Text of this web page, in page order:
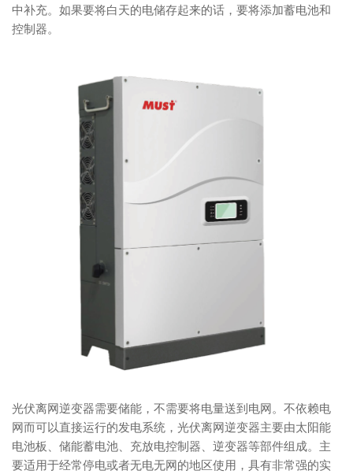
中补充。如果要将白天的电储存起来的话，要将添加蓄电池和
控制器。
光伏离网逆变器需要储能，不需要将电量送到电网。不依赖电
网而可以直接运行的发电系统，光伏离网逆变器主要由太阳能
电池板、储能蓄电池、充放电控制器、逆变器等部件组成。主
要适用于经常停电或者无电无网的地区使用，具有非常强的实